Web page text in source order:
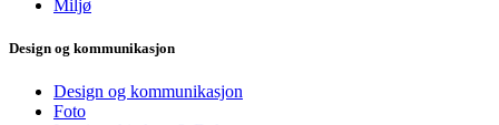
Miljø
Design og kommunikasjon
Design og kommunikasjon
Foto